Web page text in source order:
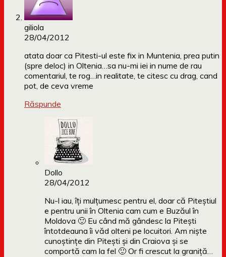
giliola
28/04/2012
atata doar ca Pitesti-ul este fix in Muntenia, prea putin
(spre deloc) in Oltenia…sa nu-mi iei in nume de rau
comentariul, te rog…in realitate, te citesc cu drag, cand
pot, de ceva vreme
Răspunde
Dollo
28/04/2012
Nu-l iau, îți mulțumesc pentru el, doar că Piteștiul
e pentru unii în Oltenia cam cum e Buzăul în
Moldova 🙂 Eu când mă gândesc la Pitești
întotdeauna îi văd olteni pe locuitori. Am niște
cunoștințe din Pitești și din Craiova și se
comportă cam la fel 🙂 Or fi crescut la graniță…